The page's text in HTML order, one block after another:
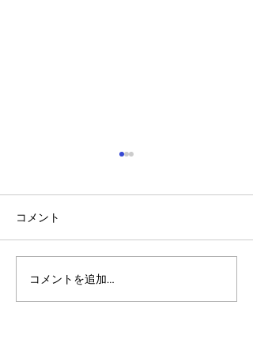
アルゴランドのポスト量
子暗号（PQC）ロードマ
コメント
コメントを追加…